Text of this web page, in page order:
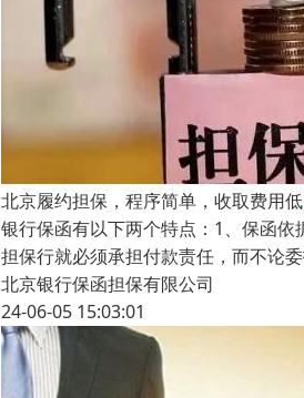
北京履约担保，程序简单，收取费用低
银行保函有以下两个特点：1、保函
担保行就必须承担付款责任，而不论
北京银行保函担保有限公司
24-06-05 15:03:01